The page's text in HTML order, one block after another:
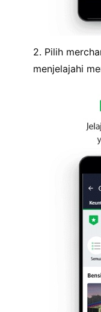
2. Pilih
menjelajahi